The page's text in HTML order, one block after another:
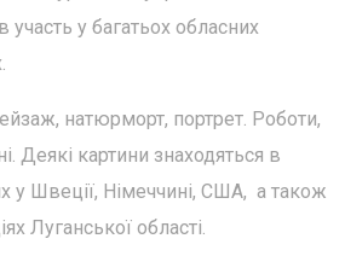
участь у багатьох обласних
натюрморт, портрет. Роботи,
Деякі картини знаходяться в
у Швеції, Німеччині, США, а також
Луганської області.